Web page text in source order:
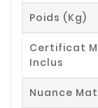
Poids (kg)
Certificat
Inclus
Nuance